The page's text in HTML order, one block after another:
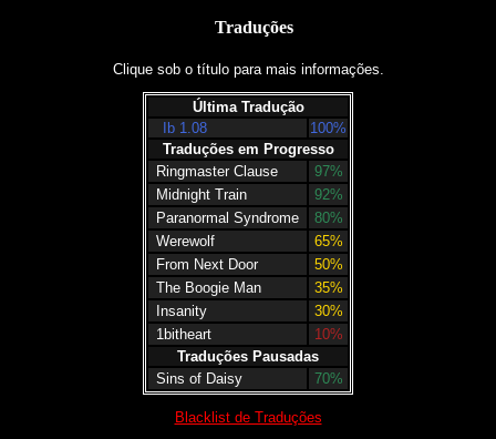
Traduções
Clique sob o título para mais informações.
Última Tradução
Ib 1.08
100%
Traduções em Progresso
Ringmaster Clause
97%
Midnight Train
92%
Paranormal Syndrome
80%
Werewolf
65%
From Next Door
50%
The Boogie Man
35%
Insanity
30%
1bitheart
10%
Traduções Pausadas
Sins of Daisy
70%
Blacklist de Traduções